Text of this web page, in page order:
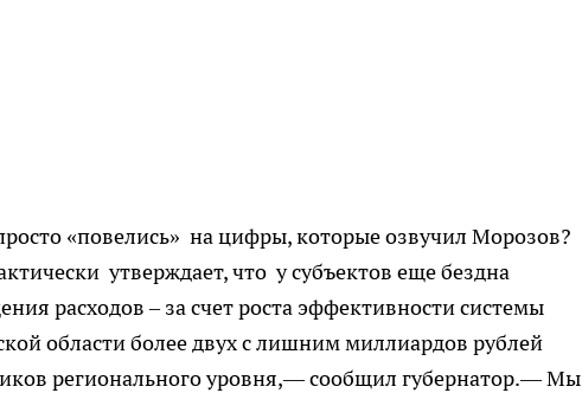
«повелись» на цифры, которые озвучил Морозов?
утверждает, что у субъектов еще бездна
расходов – за счет роста эффективности системы
области более двух с лишним миллиардов рублей
регионального уровня,— сообщил губернатор.— Мы